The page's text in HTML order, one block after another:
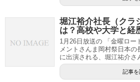
堀江裕介社長（クラ
は？高校や大学と経
1月26日放送の 「金曜ロー
メントさんま岡村祭日本の
に出演される、堀江祐介さ
記事を